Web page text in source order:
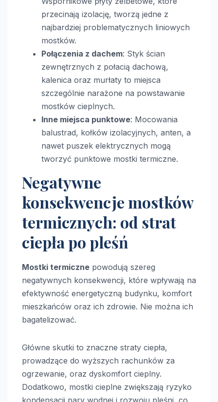
przecinają izolację, tworzą jedne z
najbardziej problematycznych liniowych
mostków.
Połączenia z dachem: Styk ścian
zewnętrznych z połacią dachową,
kalenica oraz murłaty to miejsca
szczególnie narażone na powstawanie
mostków cieplnych.
Inne miejsca punktowe: Mocowania
balustrad, kołków izolacyjnych, anten, a
nawet puszek elektrycznych mogą
tworzyć punktowe mostki termiczne.
Negatywne
konsekwencje mostków
termicznych: od strat
ciepła po pleśń
Mostki termiczne powodują szereg
negatywnych konsekwencji, które wpływają na
efektywność energetyczną budynku, komfort
mieszkańców oraz ich zdrowie. Nie można ich
bagatelizować.
Główne skutki to znaczne straty ciepła,
prowadzące do wyższych rachunków za
ogrzewanie, oraz dyskomfort cieplny.
Dodatkowo, mostki cieplne zwiększają ryzyko
kondensacji pary wodnej i rozwoju pleśni, co